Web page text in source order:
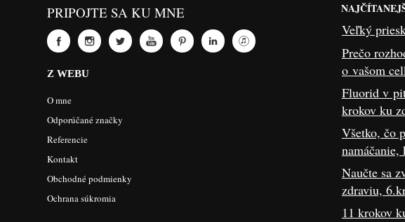
PRIPOJTE SA KU MNE
Z WEBU
O mne
Odporúčané značky
Referencie
Kontakt
Obchodné podmienky
Ochrana súkromia
Veľký
Prečo
o vašom
Fluorid v
krokov ku
Všetko, čo
Naučte sa
zdraviu,
11 krokov